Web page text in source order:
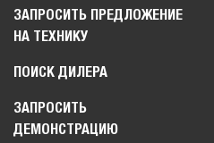
ЗАПРОСИТЬ ПРЕДЛОЖЕНИЕ
НА ТЕХНИКУ
ПОИСК ДИЛЕРА
ЗАПРОСИТЬ
ДЕМОНСТРАЦИЮ